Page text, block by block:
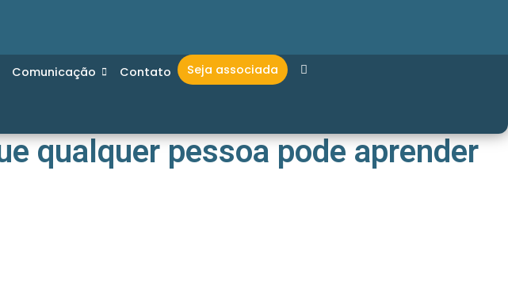
Comunicação Contato Seja associada
qualquer pessoa pode aprender